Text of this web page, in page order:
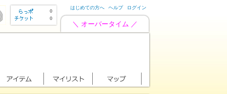
0
0
はじめての方へ ヘルプ ログイン
＼ オーバータイム ／